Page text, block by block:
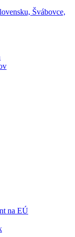
Švábovce,
na EÚ